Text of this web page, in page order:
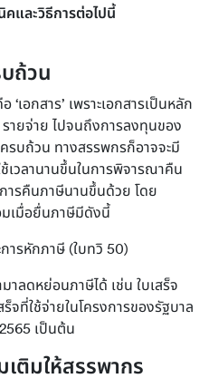
คและวิธีการต่อไปนี้
บถ้วน
อกสาร’ เพราะเอกสารเป็นหลัก
ายจ่าย ไปจนถึงการลงทุนของ
ครบถ้วน ทางสรรพกรก็อาจจะมี
เวลานานขึ้นในการพิจารณาคืน
การคืนภาษีนานขึ้นด้วย โดย
มเมื่อยื่นภาษีมีดังนี้
ารหักภาษี (ใบทวิ 50)
าลดหย่อนภาษีได้ เช่น ใบเสร็จ
ร็จที่ใช้จ่ายในโครงการของรัฐบาล
เป็นต้น
เติมให้สรรพากร